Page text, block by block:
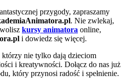
przygody, zapraszamy
. Nie zwlekaj,
kursy animatora online,
i dowiedz się więcej.
nie tylko dają dzieciom
i kreatywności. Dołącz do nas już
który przynosi radość i spełnienie.